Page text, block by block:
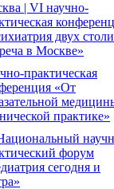
| VI научно-
двух
в Москве»
практическая
«От
практике»
форум
сегодня и